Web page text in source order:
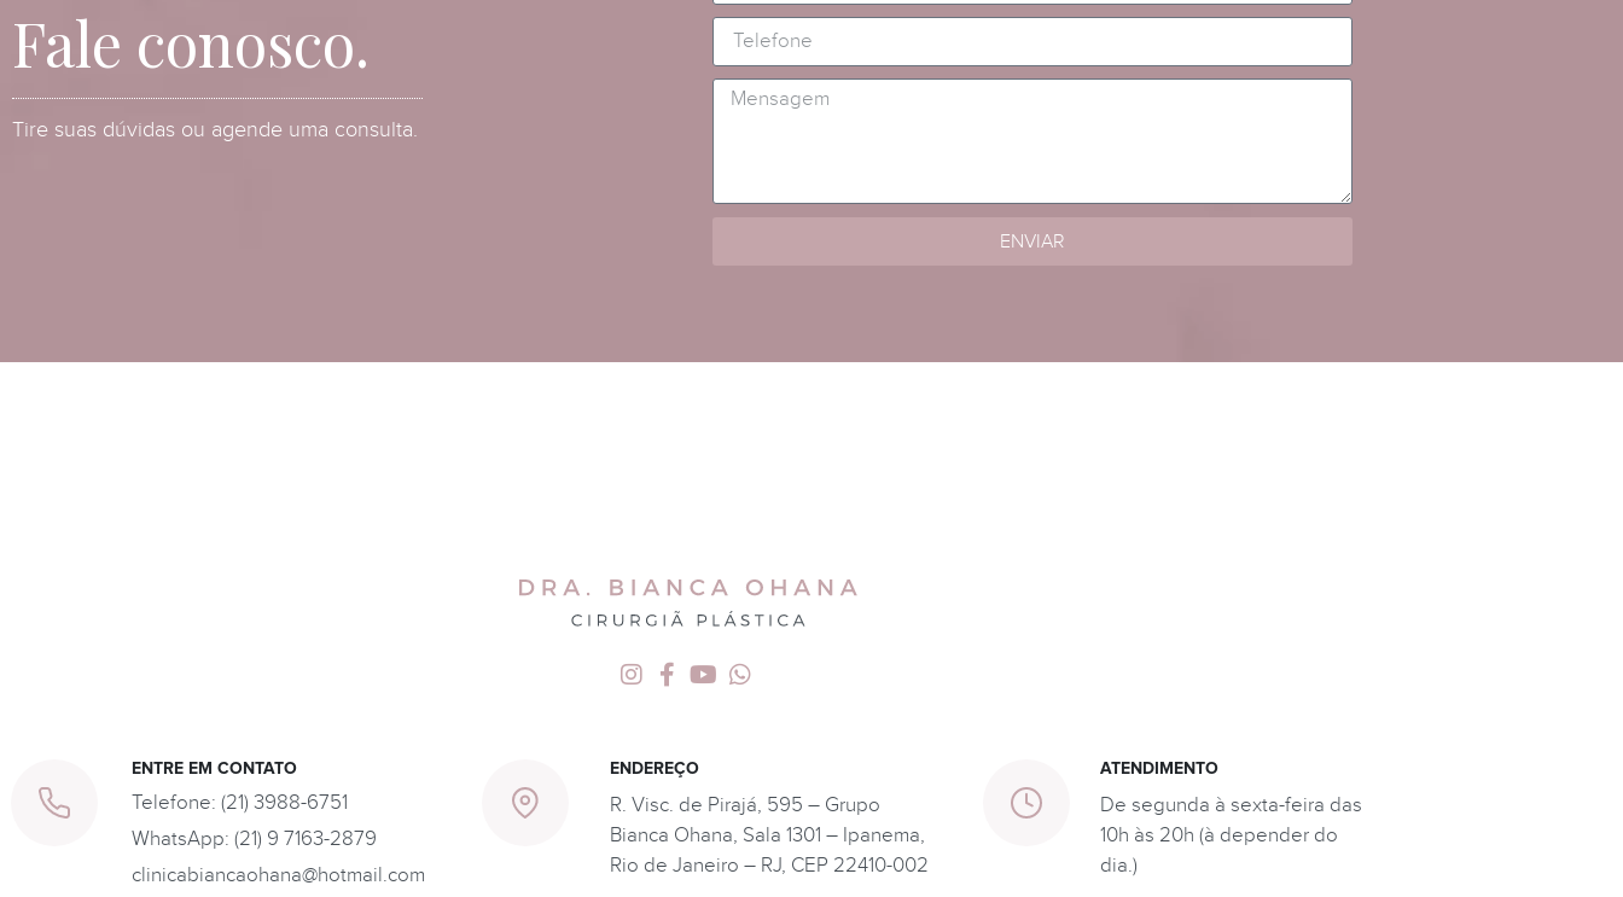
Fale conosco.
Tire suas dúvidas ou agende uma consulta.
ENVIAR
ENTRE EM CONTATO
Telefone:(21) 3988-6751
WhatsApp:(21) 9 7163-2879
clinicabiancaohana@hotmail.com
ENDEREÇO
R. Visc. de Pirajá, 595 – Grupo
Bianca Ohana, Sala 1301 – Ipanema,
Rio de Janeiro – RJ, CEP 22410-002
ATENDIMENTO
De segunda à sexta-feira das
10h às 20h (à depender do
dia.)